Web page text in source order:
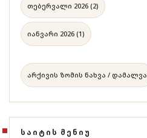
თებერვალი 2026 (2)
იანვარი 2026 (1)
არქივის ზომის ნახვა / დამალვა
ᲡᲐᲘᲢᲘᲡ ᲛᲔᲜᲘᲣ